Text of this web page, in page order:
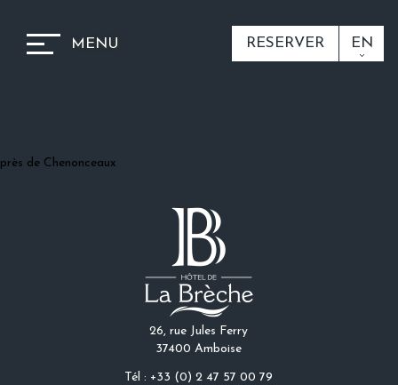
MENU RESERVER EN
près de Chenonceaux
26, rue Jules Ferry
37400 Amboise
Tél : +33 (0) 2 47 57 00 79